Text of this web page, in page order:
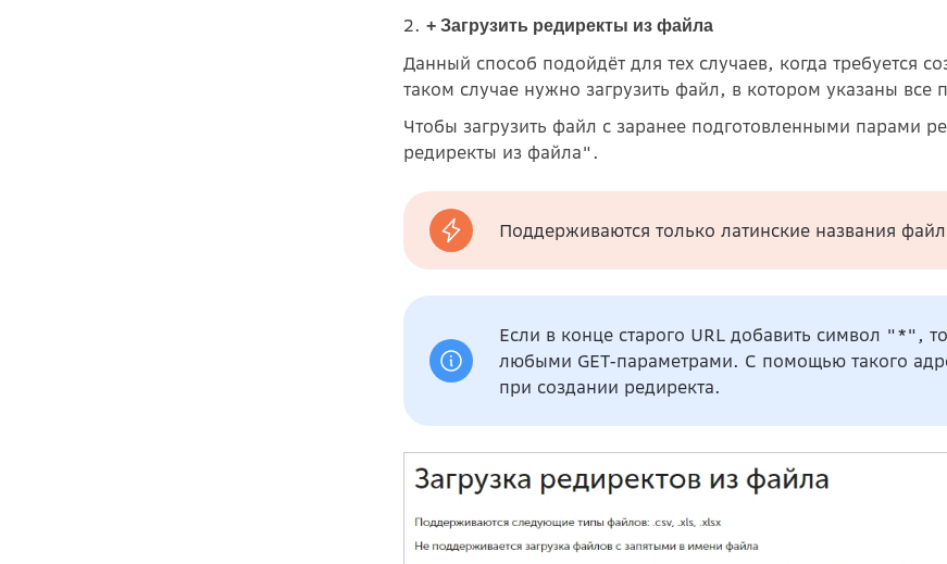
2. + Загрузить редиректы из файла
Данный способ подойдёт для тех случаев, когда требуется
таком случае нужно загрузить файл, в котором указаны все
Чтобы загрузить файл с заранее подготовленными парами
редиректы из файла".
Поддерживаются только латинские названия
Если в конце старого URL добавить символ "*",
любыми GET-параметрами. С помощью такого
при создании редиректа.